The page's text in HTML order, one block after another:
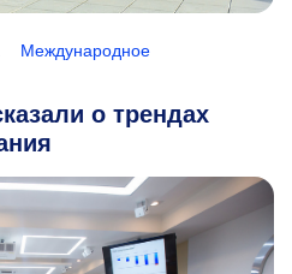
Международное
о трендах